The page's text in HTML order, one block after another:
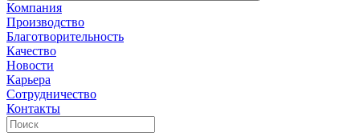
Компания
Производство
Благотворительность
Качество
Новости
Карьера
Сотрудничество
Контакты